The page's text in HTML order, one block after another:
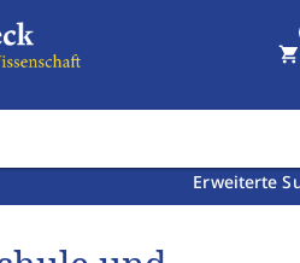
Erweiterte
shopping_cart